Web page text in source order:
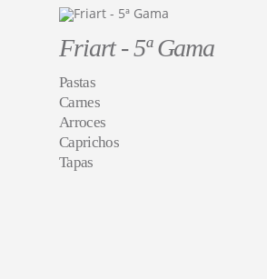
Friart - 5ª Gama
Pastas
Carnes
Arroces
Caprichos
Tapas